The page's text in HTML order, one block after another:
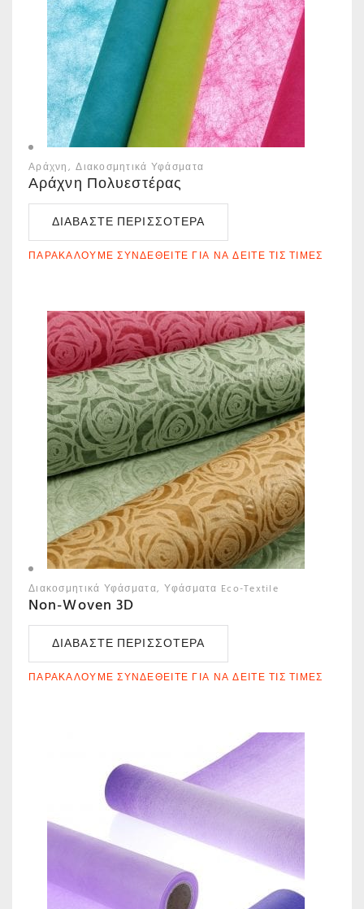
Αράχνη Διακοσμητικά Υφάσματα
Αράχνη Πολυεστέρας
ΔΙΑΒΆΣΤΕ ΠΕΡΙΣΣΌΤΕΡΑ
ΠΑΡΑΚΑΛΟΎΜΕ ΣΥΝΔΕΘΕΊΤΕ ΓΙΑ ΝΑ ΔΕΊΤΕ ΤΙΣ ΤΙΜΈΣ
Διακοσμητικά Υφάσματα Υφάσματα Eco-Textile
Non-Woven 3D
ΔΙΑΒΆΣΤΕ ΠΕΡΙΣΣΌΤΕΡΑ
ΠΑΡΑΚΑΛΟΎΜΕ ΣΥΝΔΕΘΕΊΤΕ ΓΙΑ ΝΑ ΔΕΊΤΕ ΤΙΣ ΤΙΜΈΣ